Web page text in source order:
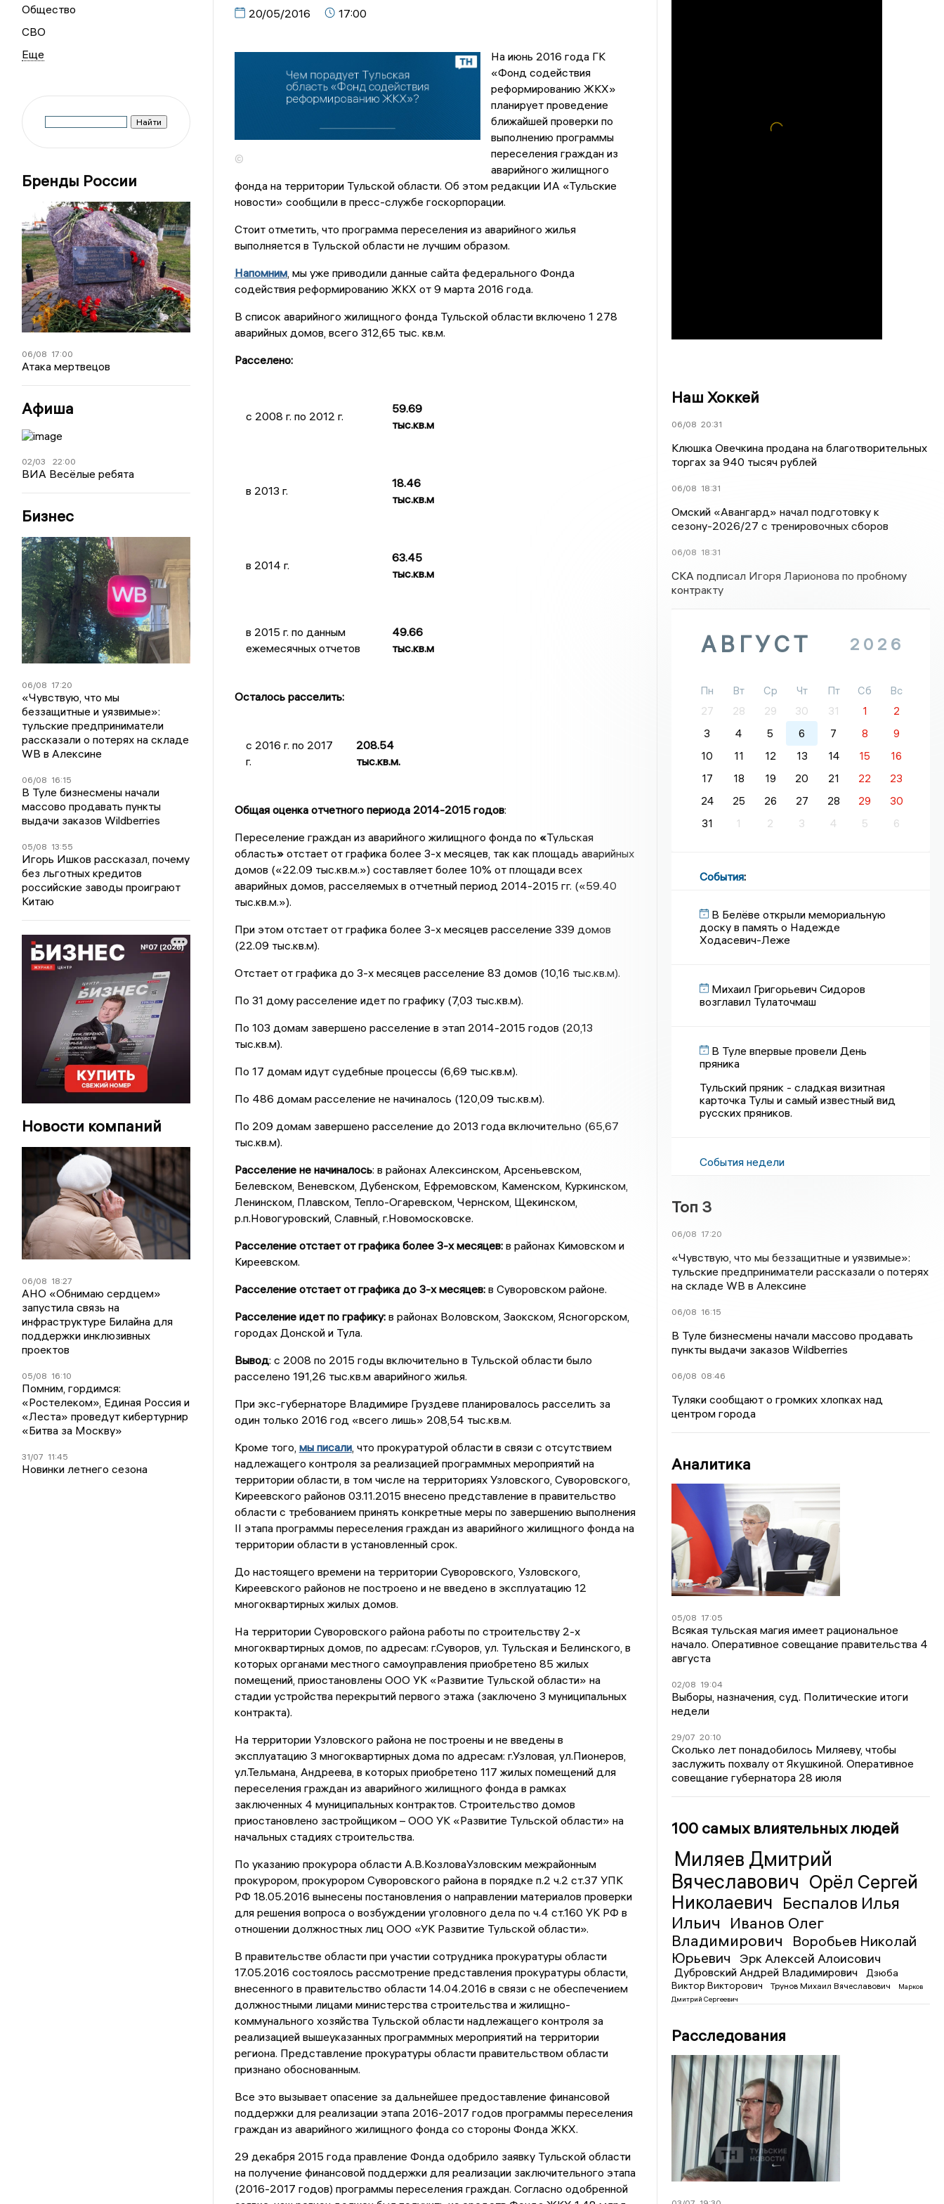
Общество
СВО
Бренды России
06/08 17:00
Атака мертвецов
Афиша
02/03 22:00
ВИА Весёлые ребята
Бизнес
06/08 17:20
«Чувствую, что мы
беззащитные и уязвимые»:
тульские предприниматели
рассказали о потерях на складе
WB в Алексине
06/08 16:15
В Туле бизнесмены начали
массово продавать пункты
выдачи заказов Wildberries
05/08 13:55
Игорь Ишков рассказал, почему
без льготных кредитов
российские заводы проиграют
Китаю
Новости компаний
06/08 18:27
АНО «Обнимаю сердцем»
запустила связь на
инфраструктуре Билайна для
поддержки инклюзивных
проектов
05/08 16:10
Помним, гордимся:
«Ростелеком», Единая Россия и
«Леста» проведут кибертурнир
«Битва за Москву»
31/07 11:45
Новинки летнего сезона
20/05/2016 17:00
©
На июнь 2016 года ГК
«Фонд содействия
реформированию ЖКХ»
планирует проведение
ближайшей проверки по
выполнению программы
переселения граждан из
аварийного жилищного
фонда на территории Тульской области. Об этом редакции ИА «Тульские
новости» сообщили в пресс-службе госкорпорации.
Стоит отметить, что программа переселения из аварийного жилья
выполняется в Тульской области не лучшим образом.
Напомним, мы уже приводили данные сайта федерального Фонда
содействия реформированию ЖКХ от 9 марта 2016 года.
В список аварийного жилищного фонда Тульской области включено 1 278
аварийных домов, всего 312,65 тыс. кв.м.
Расселено:
c 2008 г. по 2012 г.
59.69
тыс.кв.м
в 2013 г.
18.46
тыс.кв.м
в 2014 г.
63.45
тыс.кв.м
в 2015 г. по данным
ежемесячных отчетов
49.66
тыс.кв.м
Осталось расселить:
с 2016 г. по 2017
г.
208.54
тыс.кв.м.
Общая оценка отчетного периода 2014-2015 годов:
Переселение граждан из аварийного жилищного фонда по «Тульская
область»отстает от графика более 3-х месяцев, так как площадь аварийных
домов («22.09 тыс.кв.м.») составляет более 10% от площади всех
аварийных домов, расселяемых в отчетный период 2014-2015 гг. («59.40
тыс.кв.м.»).
При этом отстает от графика более 3-х месяцев расселение 339 домов
(22.09 тыс.кв.м).
Отстает от графика до 3-х месяцев расселение 83 домов (10,16 тыс.кв.м).
По 31 дому расселение идет по графику (7,03 тыс.кв.м).
По 103 домам завершено расселение в этап 2014-2015 годов (20,13
тыс.кв.м).
По 17 домам идут судебные процессы (6,69 тыс.кв.м).
По 486 домам расселение не начиналось (120,09 тыс.кв.м).
По 209 домам завершено расселение до 2013 года включительно (65,67
тыс.кв.м).
Расселение не начиналось: в районах Алексинском, Арсеньевском,
Белевском, Веневском, Дубенском, Ефремовском, Каменском, Куркинском,
Ленинском, Плавском, Тепло-Огаревском, Чернском, Щекинском,
р.п.Новогуровский, Славный, г.Новомосковске.
Расселение отстает от графика более 3-х месяцев:в районах Кимовском и
Киреевском.
Расселение отстает от графика до 3-х месяцев:в Суворовском районе.
Расселение идет по графику: в районах Воловском, Заокском, Ясногорском,
городах Донской и Тула.
Вывод: с 2008 по 2015 годы включительно в Тульской области было
расселено 191,26 тыс.кв.м аварийного жилья.
При экс-губернаторе Владимире Груздеве планировалось расселить за
один только 2016 год «всего лишь» 208,54 тыс.кв.м.
Кроме того, мы писали, что прокуратурой области в связи с отсутствием
надлежащего контроля за реализацией программных мероприятий на
территории области, в том числе на территориях Узловского, Суворовского,
Киреевского районов 03.11.2015 внесено представление в правительство
области с требованием принять конкретные меры по завершению выполнения
II этапа программы переселения граждан из аварийного жилищного фонда на
территории области в установленный срок.
До настоящего времени на территории Суворовского, Узловского,
Киреевского районов не построено и не введено в эксплуатацию 12
многоквартирных жилых домов.
На территории Суворовского района работы по строительству 2-х
многоквартирных домов, по адресам: г.Суворов, ул. Тульская и Белинского, в
которых органами местного самоуправления приобретено 85 жилых
помещений, приостановлены ООО УК «Развитие Тульской области» на
стадии устройства перекрытий первого этажа (заключено 3 муниципальных
контракта).
На территории Узловского района не построены и не введены в
эксплуатацию 3 многоквартирных дома по адресам: г.Узловая, ул.Пионеров,
ул.Тельмана, Андреева, в которых приобретено 117 жилых помещений для
переселения граждан из аварийного жилищного фонда в рамках
заключенных 4 муниципальных контрактов. Строительство домов
приостановлено застройщиком – ООО УК «Развитие Тульской области» на
начальных стадиях строительства.
По указанию прокурора области А.В.КозловаУзловским межрайонным
прокурором, прокурором Суворовского района в порядке п.2 ч.2 ст.37 УПК
РФ 18.05.2016 вынесены постановления о направлении материалов проверки
для решения вопроса о возбуждении уголовного дела по ч.4 ст.160 УК РФ в
отношении должностных лиц ООО «УК Развитие Тульской области».
В правительстве области при участии сотрудника прокуратуры области
17.05.2016 состоялось рассмотрение представления прокуратуры области,
внесенного в правительство области 14.04.2016 в связи с не обеспечением
должностными лицами министерства строительства и жилищно-
коммунального хозяйства Тульской области надлежащего контроля за
реализацией вышеуказанных программных мероприятий на территории
региона. Представление прокуратуры области правительством области
признано обоснованным.
Все это вызывает опасение за дальнейшее предоставление финансовой
поддержки для реализации этапа 2016-2017 годов программы переселения
граждан из аварийного жилищного фонда со стороны Фонда ЖКХ.
29 декабря 2015 года правление Фонда одобрило заявку Тульской области
на получение финансовой поддержки для реализации заключительного этапа
(2016-2017 годов) программы переселения граждан. Согласно одобренной
Наш Хоккей
06/08 20:31
Клюшка Овечкина продана на благотворительных
торгах за 940 тысяч рублей
06/08 18:31
Омский «Авангард» начал подготовку к
сезону-2026/27 с тренировочных сборов
06/08 18:31
СКА подписал Игоря Ларионова по пробному
контракту
АВГУСТ 2026
Пн Вт Ср Чт Пт Сб
Вс
27
28 29 30 31 1
2
3
4 5 6 7 8
9
10
11 12 13 14 15
16
17
18 19 20 21 22
23
24
25 26 27 28 29
30
31
1 2 3 4 5 6
События:
В Белёве открыли мемориальную
доску в память о Надежде
Ходасевич-Леже
Михаил Григорьевич Сидоров
возглавил Тулаточмаш
В Туле впервые провели День
пряника
Тульский пряник - сладкая визитная
карточка Тулы и самый известный вид
русских пряников.
События недели
Топ 3
06/08 17:20
«Чувствую, что мы беззащитные и уязвимые»:
тульские предприниматели рассказали о потерях
на складе WB в Алексине
06/08 16:15
В Туле бизнесмены начали массово продавать
пункты выдачи заказов Wildberries
06/08 08:46
Туляки сообщают о громких хлопках над
центром города
Аналитика
05/08 17:05
Всякая тульская магия имеет рациональное
начало. Оперативное совещание правительства 4
августа
02/08 19:04
Выборы, назначения, суд. Политические итоги
недели
29/07 20:10
Сколько лет понадобилось Миляеву, чтобы
заслужить похвалу от Якушкиной. Оперативное
совещание губернатора 28 июля
100 самых влиятельных людей
Миляев Дмитрий
Вячеславович Орёл Сергей
Николаевич Беспалов Илья
Ильич
Иванов Олег
Владимирович
Воробьев Николай
Юрьевич
Эрк Алексей Алоисович
Дубровский Андрей Владимирович
Дзюба
Виктор Викторович
Трунов Михаил Вячеславович
Марков
Дмитрий Сергеевич
Расследования